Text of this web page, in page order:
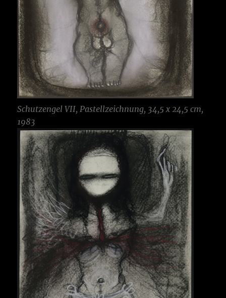
Schutzengel VII, Pastellzeichnung, 34,5 x 24,5 cm,
1983